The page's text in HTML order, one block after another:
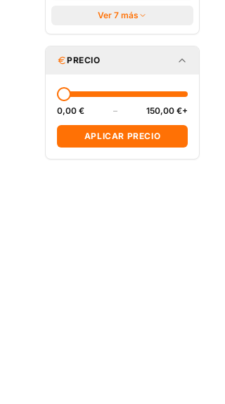
Ver 7 más
PRECIO
0,00 € – 150,00 €+
APLICAR PRECIO